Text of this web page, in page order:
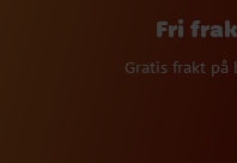
Fri
Gratis frakt på